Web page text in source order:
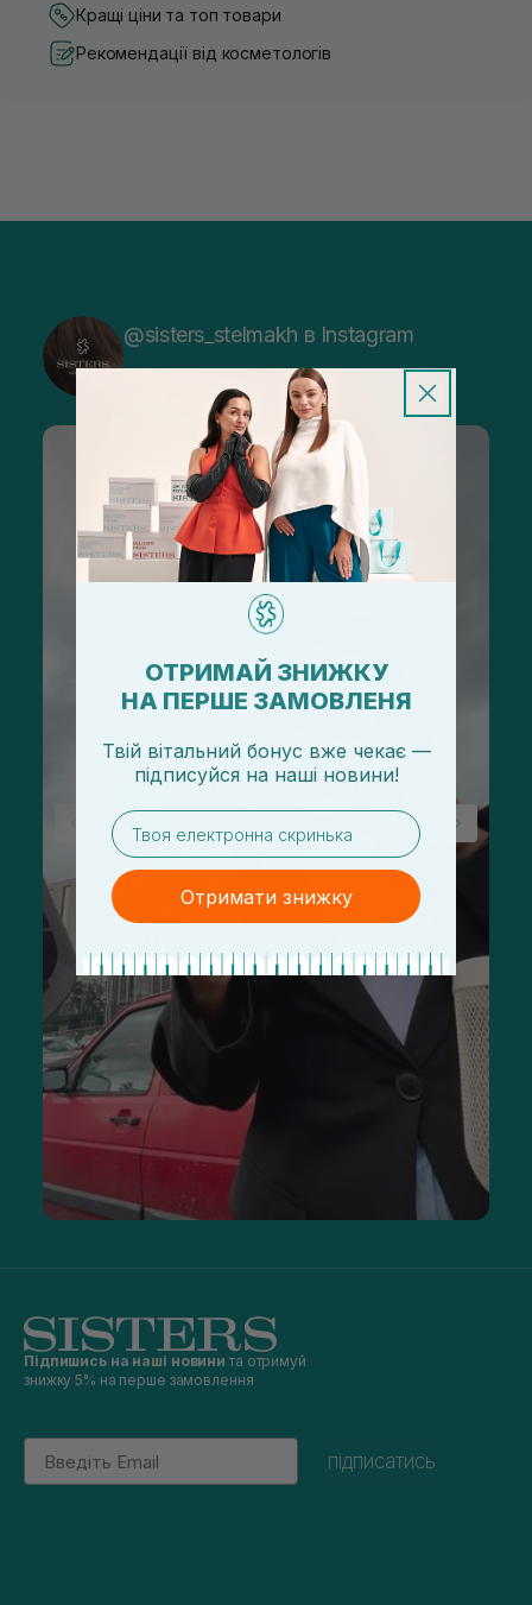
Кращі ціни та топ товари
Рекомендації від косметологів
@sisters_stelmakh в Instagram
Підпишись на наші новини та отримуй
знижку 5% на перше замовлення
Email
підписатись
ОТРИМАЙ ЗНИЖКУ
НА ПЕРШЕ ЗАМОВЛЕНЯ
Твій вітальний бонус вже чекає —
підписуйся на наші новини!
email
Отримати знижку